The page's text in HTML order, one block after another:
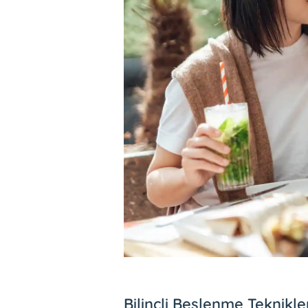
Bilinçli Beslenme